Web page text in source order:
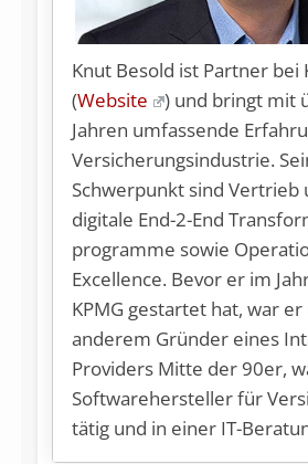
Knut Besold ist Partner bei
(Website
) und bringt mit
Jahren umfassende
Versicherungsindustrie.
Schwerpunkt sind Vertrieb
digitale End-2-End
programme sowie
Excellence. Bevor er im
KPMG gestartet hat, war
anderem Gründer eines
Providers Mitte der 90er,
Softwarehersteller für
tätig und in einer IT-